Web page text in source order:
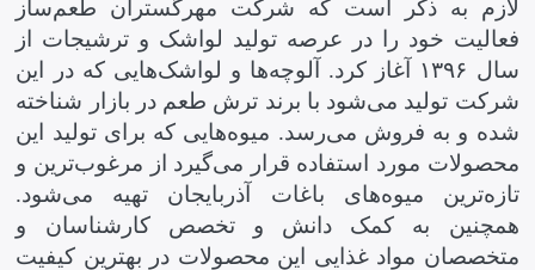
لازم به ذکر است که شرکت مهرگستران طعم‌ساز
فعالیت خود را در عرصه تولید لواشک و ترشیجات از
سال ۱۳۹۶ آغاز کرد. آلوچه‌ها و لواشک‌هایی که در این
شرکت تولید می‌شود با برند ترش طعم در بازار شناخته
شده و به فروش می‌رسد. میوه‌هایی که برای تولید این
محصولات مورد استفاده قرار می‌گیرد از مرغوب‌ترین و
تازه‌ترین میوه‌های باغات آذربایجان تهیه می‌شود.
همچنین به کمک دانش و تخصص کارشناسان و
متخصصان مواد غذایی این محصولات در بهترین کیفیت